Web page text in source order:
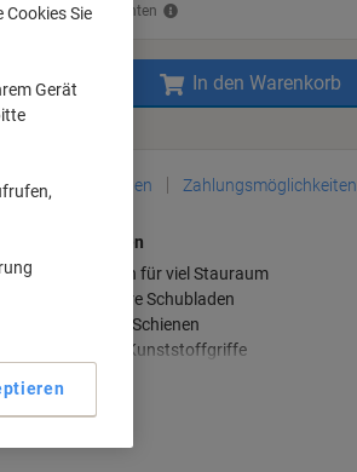
durch Lieferanten
In den Warenkorb
Zu einer Liste
Lieferinformationen Zahlungsmöglichkeiten
Vier Schubladen für viel Stauraum
80% ausziehbare Schubladen
Kugelgelagerte Schienen
Leichtgängige Kunststoffgriffe
anzeigen
Sie
Gerät